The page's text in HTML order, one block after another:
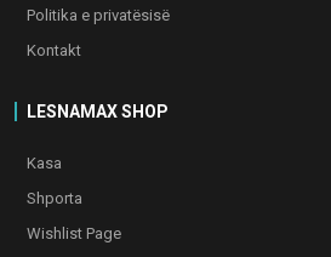
Politika e privatësisë
Kontakt
LESNAMAX SHOP
Kasa
Shporta
Wishlist Page